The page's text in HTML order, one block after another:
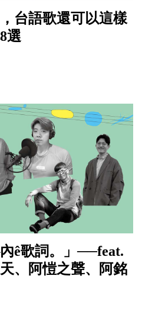
台語歌還可以這樣
選
ê歌詞。」──feat.
、阿愷之聲、阿銘